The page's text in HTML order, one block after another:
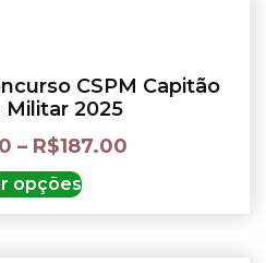
CSPM Capitão
Militar 2025
– R$187.00
opções